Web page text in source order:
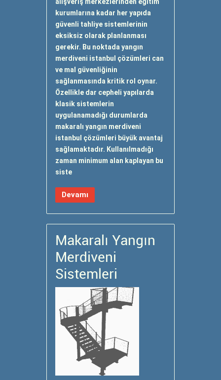
kurumlarına kadar her yapıda
güvenli tahliye sistemlerinin
eksiksiz olarak planlanması
gerekir. Bu noktada yangın
merdiveni istanbul çözümleri can
ve mal güvenliğinin
sağlanmasında kritik rol oynar.
Özellikle dar cepheli yapılarda
klasik sistemlerin
uygulanamadığı durumlarda
makaralı yangın merdiveni
istanbul çözümleri büyük avantaj
sağlamaktadır. Kullanılmadığı
zaman minimum alan kaplayan bu
siste
Devamı
Makaralı Yangın
Merdiveni
Sistemleri